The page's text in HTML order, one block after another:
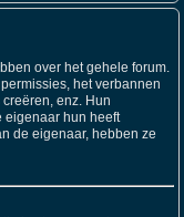
over het gehele forum.
het verbannen
enz. Hun
eigenaar hun heeft
de eigenaar, hebben ze